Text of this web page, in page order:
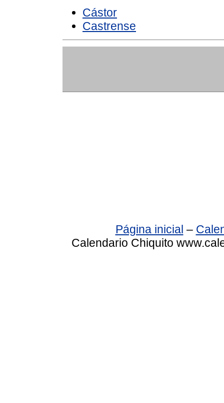
Cástor
Castrense
Página inicial –
Calendario Chiquito